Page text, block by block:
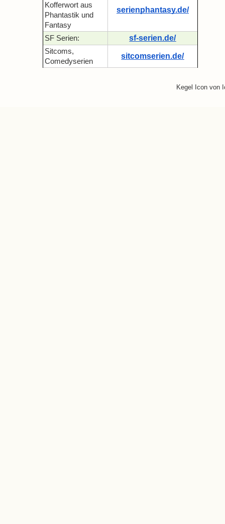
Kofferwort aus
Phantastik und
Fantasy
serienphantasy.de/
SF Serien: sf-serien.de/
Sitcoms,
Comedyserien
sitcomserien.de/
Kegel Icon von